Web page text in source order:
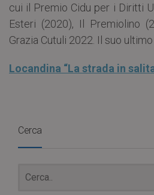
cui il Premio Cidu per i Diritti
Esteri (2020), Il Premiolino
Grazia Cutuli 2022. Il suo
Locandina “La strada in
Cerca